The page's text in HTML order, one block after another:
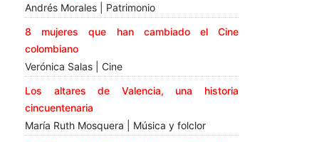
Andrés Morales | Patrimonio
8 mujeres que han cambiado el Cine
colombiano
Verónica Salas | Cine
Los altares de Valencia, una historia
cincuentenaria
María Ruth Mosquera | Música y folclor